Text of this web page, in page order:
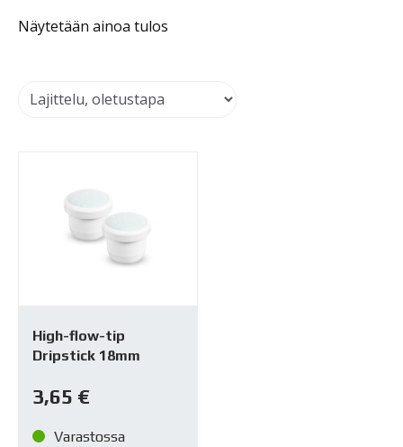
Näytetään ainoa tulos
High-flow-tip
Dripstick 18mm
3,65 €
Varastossa